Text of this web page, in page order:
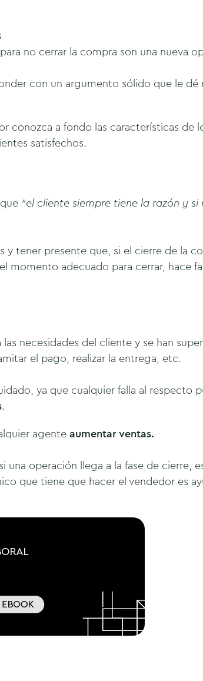
no cerrar la compra son una nueva
con un argumento sólido que le dé
conozca a fondo las características de
satisfechos.
“el cliente siempre tiene la razón y
y tener presente que, si el cierre de la
momento adecuado para cerrar, hace
necesidades del cliente y se han
el pago, realizar la entrega, etc.
ya que cualquier falla al respecto
.
agenteaumentar ventas.
una operación llega a la fase de cierre,
que tiene que hacer el vendedor es